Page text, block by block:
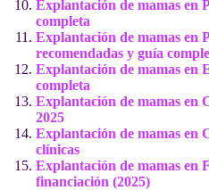
Explantación de mamas en
completa
Explantación de mamas en
recomendadas y guía
Explantación de mamas en
completa
Explantación de mamas en
2025
Explantación de mamas en
clínicas
Explantación de mamas en
financiación (2025)